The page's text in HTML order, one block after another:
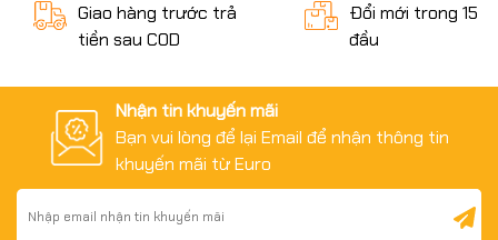
Giao hàng trước trả
tiền sau COD
Đổi mới trong 15
đầu
Nhận tin khuyến mãi
Bạn vui lòng để lại Email để nhận thông tin
khuyến mãi từ Euro